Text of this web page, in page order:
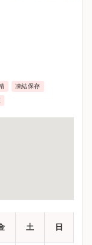
凍結保存
土 日